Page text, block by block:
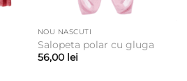
NOU NASCUTI
Salopeta polar cu gluga
56,00 lei